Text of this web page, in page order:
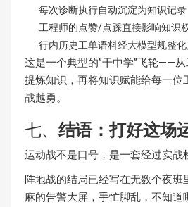
每次诊断执行自动沉淀为知识记录
工程师的点赞/点踩直接影响知识
行内历史工单语料经大模型规整
这是一个典型的”干中学”飞轮——
提炼知识，再将知识赋能给每一位
战越勇。
七、 结语：打好这场
运动战不是口号，是一套经过实战
阵地战的结局已经写在无数个夜班
麻的告警大屏，手忙脚乱，不知道